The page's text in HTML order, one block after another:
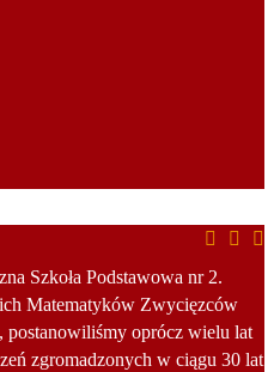
Szkoła Podstawowa nr 2.
Matematyków Zwycięzców
postanowiliśmy oprócz wielu lat
zgromadzonych w ciągu 30 lat